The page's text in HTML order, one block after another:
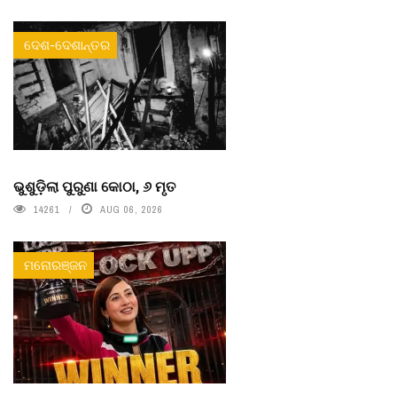
ଦେଶ-ଦେଶାନ୍ତର
ଭୁଶୁଡ଼ିଲା ପୁରୁଣା କୋଠା, ୬ ମୃତ
14261 AUG 06, 2026
ମନୋରଞ୍ଜନ